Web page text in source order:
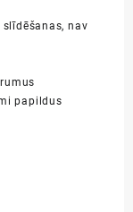
nav
papildus